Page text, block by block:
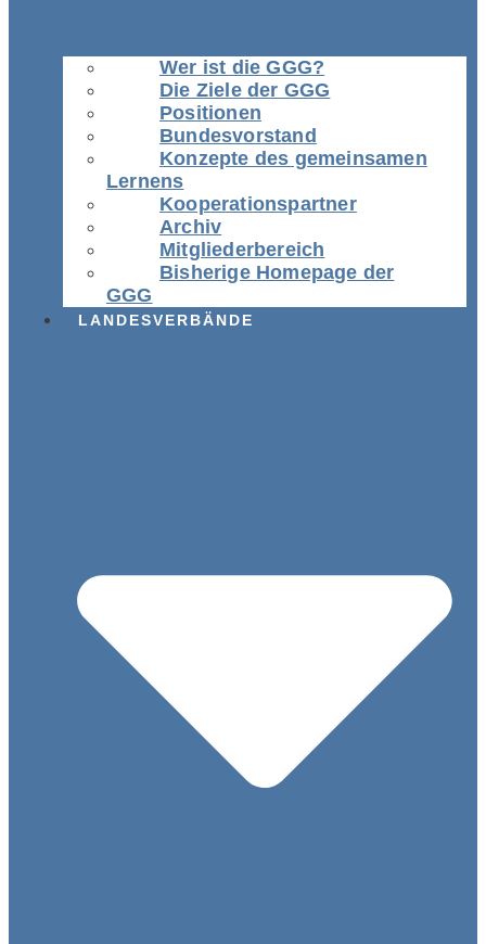
Wer ist die GGG?
Die Ziele der GGG
Positionen
Bundesvorstand
Konzepte des gemeinsamen
Lernens
Kooperationspartner
Archiv
Mitgliederbereich
Bisherige Homepage der
GGG
LANDESVERBÄNDE